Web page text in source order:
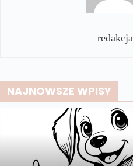
redakcja
NAJNOWSZE WPISY